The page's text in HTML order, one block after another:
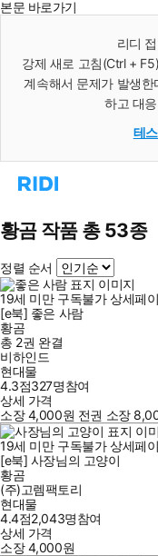
본문 바로가기
리디
강제 새로 고침(Ctrl +
계속해서 문제가 발생
하고 대
테
리
으
로
동
황곰 작품 총 53종
정렬 순서
19세 미만 구독불가 상세페
[e북] 좋은 사람
황곰
총 2권 완결
비하인드
현대물
4.3점327명참여
상세 가격
소장4,000원 전권 소장
19세 미만 구독불가 상세페
[e북] 사장님의 고양이
황곰
(주)고렘팩토리
현대물
4.4점2,043명참여
상세 가격
소장4,000원